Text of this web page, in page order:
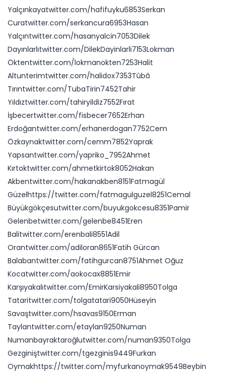
Yalçınkayatwitter.com/hafifuyku6853Serkan
Curatwitter.com/serkancura6953Hasan
Yalçıntwitter.com/hasanyalcin7053Dilek
Dayınlarlıtwitter.com/DilekDayinlarli7153Lokman
Öktentwitter.com/lokmanokten7253Halit
Altunterimtwitter.com/halidox7353Tûbâ
Tırıntwitter.com/TubaTirin7452Tahir
Yıldıztwitter.com/tahiryildiz7552Fırat
İşbecertwitter.com/fisbecer7652Erhan
Erdoğantwitter.com/erhanerdogan7752Cem
Özkaynaktwitter.com/cemm7852Yaprak
Yapsantwitter.com/yapriko_7952Ahmet
Kırtoktwitter.com/ahmetkirtok8052Hakan
Akbentwitter.com/hakanakben8151Fatmagül
Güzelhttps://twitter.com/fatmagulguzel8251Cemal
Büyükgökçesutwitter.com/buyukgokcesu8351Pamir
Gelenbetwitter.com/gelenbe8451Eren
Balitwitter.com/erenbali8551Adil
Orantwitter.com/adiloran8651Fatih Gürcan
Balabantwitter.com/fatihgurcan8751Ahmet Oğuz
Kocatwitter.com/aokocax8851Emir
Karşıyakalıtwitter.com/EmirKarsiyakali8950Tolga
Tataritwitter.com/tolgatatari9050Hüseyin
Savaştwitter.com/hsavas9150Erman
Taylantwitter.com/etaylan9250Numan
Numanbayraktaroğlutwitter.com/numan9350Tolga
Gezginiştwitter.com/tgezginis9449Furkan
Oymakhttps://twitter.com/myfurkanoymak9549Beybin